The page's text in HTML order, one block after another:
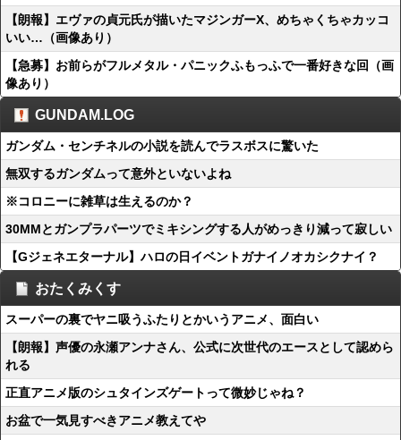
【朗報】エヴァの貞元氏が描いたマジンガーX、めちゃくちゃカッコ
いい…（画像あり）
【急募】お前らがフルメタル・パニックふもっふで一番好きな回（画
像あり）
GUNDAM.LOG
ガンダム・センチネルの小説を読んでラスボスに驚いた
無双するガンダムって意外といないよね
※コロニーに雑草は生えるのか？
30MMとガンプラパーツでミキシングする人がめっきり減って寂しい
【Gジェネエターナル】ハロの日イベントガナイノオカシクナイ？
おたくみくす
スーパーの裏でヤニ吸うふたりとかいうアニメ、面白い
【朗報】声優の永瀬アンナさん、公式に次世代のエースとして認めら
れる
正直アニメ版のシュタインズゲートって微妙じゃね？
お盆で一気見すべきアニメ教えてや